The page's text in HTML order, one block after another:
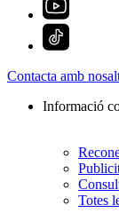
Contacta amb
Informació
Totes